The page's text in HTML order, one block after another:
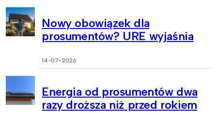
Nowy obowiązek dla
prosumentów? URE wyjaśnia
14-07-2026
Energia od prosumentów dwa
razy droższa niż przed rokiem